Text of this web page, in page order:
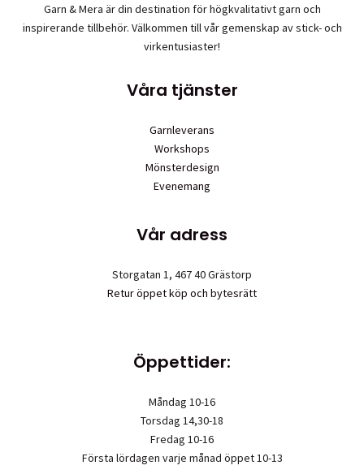
Garn & Mera är din destination för högkvalitativt garn och
inspirerande tillbehör. Välkommen till vår gemenskap av stick- och
virkentusiaster!
Våra tjänster
Garnleverans
Workshops
Mönsterdesign
Evenemang
Vår adress
Storgatan 1, 467 40 Grästorp
Retur öppet köp och bytesrätt
Öppettider:
Måndag 10-16
Torsdag 14,30-18
Fredag 10-16
Första lördagen varje månad öppet 10-13